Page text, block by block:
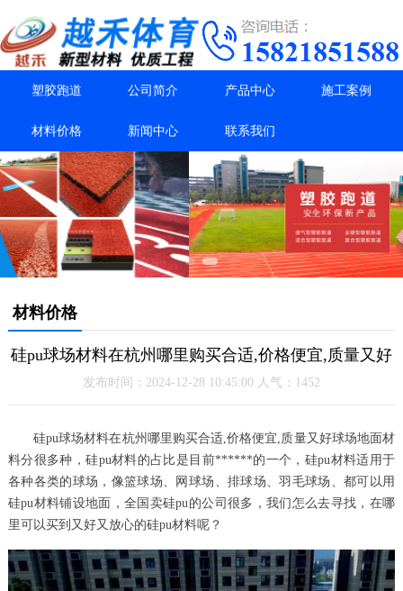
塑胶跑道 公司简介 产品中心 施工案例
材料价格 新闻中心 联系我们
材料价格
硅pu球场材料在杭州哪里购买合适,价格便宜,质量又好
发布时间：2024-12-28 10:45:00 人气：1452
硅pu球场材料在杭州哪里购买合适,价格便宜,质量又好球场地面材
料分很多种，硅pu材料的占比是目前******的一个，硅pu材料适用于
各种各类的球场，像篮球场、网球场、排球场、羽毛球场、都可以用
硅pu材料铺设地面，全国卖硅pu的公司很多，我们怎么去寻找，在哪
里可以买到又好又放心的硅pu材料呢？